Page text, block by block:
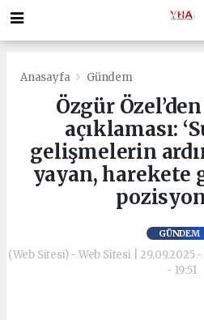
Anasayfa Gündem
Özgür
açıklaması:
gelişmelerin
yayan, harekete
GÜNDEM
(Web Sitesi) - Web Sitesi | 29.09.2025
- 19:51